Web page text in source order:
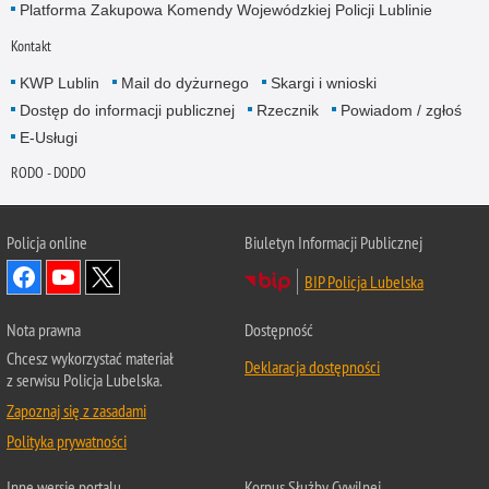
Platforma Zakupowa Komendy Wojewódzkiej Policji Lublinie
Kontakt
KWP Lublin Mail do dyżurnego
Skargi i wnioski
Dostęp do informacji publicznej
Rzecznik
Powiadom / zgłoś
E-Usługi
RODO - DODO
Policja online
Biuletyn Informacji Publicznej
BIP Policja Lubelska
Nota prawna
Chcesz wykorzystać materiał
z serwisu Policja Lubelska.
Zapoznaj się z zasadami
Polityka prywatności
Dostępność
Deklaracja dostępności